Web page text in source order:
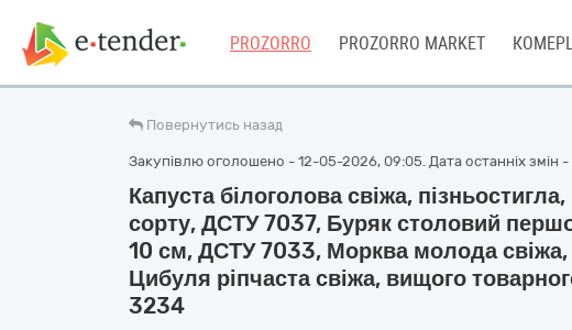
PROZORRO PROZORRO MARKET
Повернутись назад
Закупівлю оголошено - 12-05-2026, 09:05. Дата останніх змін
Капуста білоголова свіжа,
сорту, ДСТУ 7037, Буряк столовий
10 см, ДСТУ 7033, Морква молода
Цибуля ріпчаста свіжа, вищого
3234